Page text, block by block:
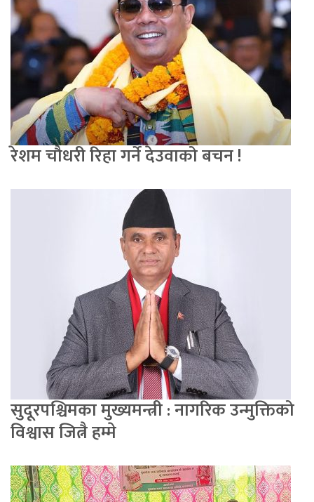
रेशम चौधरी रिहा गर्ने देउवाको बचन !
सुदूरपश्चिमका मुख्यमन्त्री : नागरिक उन्मुक्तिको
विश्वास जित्नै हम्मे